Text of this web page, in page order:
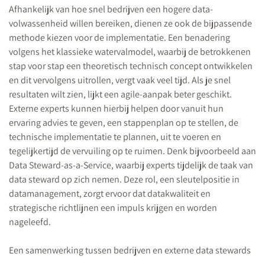
Afhankelijk van hoe snel bedrijven een hogere data-
volwassenheid willen bereiken, dienen ze ook de bijpassende
methode kiezen voor de implementatie. Een benadering
volgens het klassieke watervalmodel, waarbij de betrokkenen
stap voor stap een theoretisch technisch concept ontwikkelen
en dit vervolgens uitrollen, vergt vaak veel tijd. Als je snel
resultaten wilt zien, lijkt een agile-aanpak beter geschikt.
Externe experts kunnen hierbij helpen door vanuit hun
ervaring advies te geven, een stappenplan op te stellen, de
technische implementatie te plannen, uit te voeren en
tegelijkertijd de vervuiling op te ruimen. Denk bijvoorbeeld aan
Data Steward-as-a-Service, waarbij experts tijdelijk de taak van
data steward op zich nemen. Deze rol, een sleutelpositie in
datamanagement, zorgt ervoor dat datakwaliteit en
strategische richtlijnen een impuls krijgen en worden
nageleefd.
Een samenwerking tussen bedrijven en externe data stewards